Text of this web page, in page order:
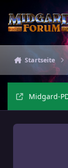
Startseite
Midgard-